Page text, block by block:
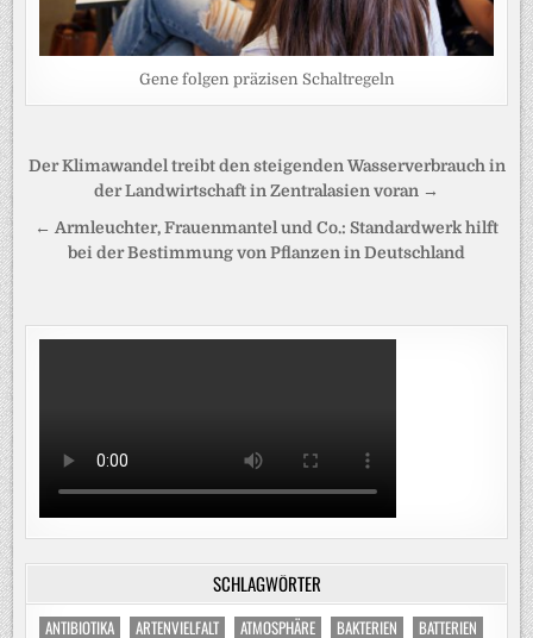
Gene folgen präzisen Schaltregeln
Beitragsnavigation
Der Klimawandel treibt den steigenden Wasserverbrauch in
der Landwirtschaft in Zentralasien voran →
← Armleuchter, Frauenmantel und Co.: Standardwerk hilft
bei der Bestimmung von Pflanzen in Deutschland
SCHLAGWÖRTER
ANTIBIOTIKA ARTENVIELFALT ATMOSPHÄRE BAKTERIEN BATTERIEN